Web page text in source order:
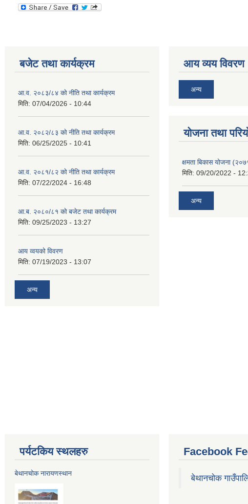
बजेट तथा कार्यक्रम
आ.व. २०८३/८४ को नीति तथा कार्यक्रम
मिति: 07/04/2026 - 10:44
आ.व. २०८२/८३ को नीति तथा कार्यक्रम
मिति: 06/25/2025 - 10:41
आ.व. २०८१/८२ को नीति तथा कार्यक्रम
मिति: 07/22/2024 - 16:48
आ.ब. २०८०/८१ को बजेट तथा कार्यक्रम
मिति: 09/25/2023 - 13:27
आय व्वयको विवरण
मिति: 07/19/2023 - 13:07
अन्य
आय व्यय विवरण
अन्य
याेजना तथा
क्षमता बिकास योजना
मिति: 09/20/2022 -
अन्य
पर्यटकिय स्थलहरु
बेथानचोक नारायणस्थान
Facebook
बेथानचोक